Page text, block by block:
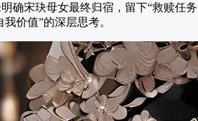
确宋玦母女最终归宿，留下“救赎任
价值”的深层思考。